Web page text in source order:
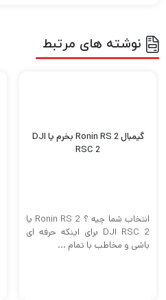
نوشته های مرتبط
گیمبال Ronin RS 2 بخرم یا DJI
RSC 2
انتخاب شما چیه ؟ Ronin RS 2 یا
DJI RSC 2 برای اینکه حرفه ای
باشی و مخاطب با تمام ...